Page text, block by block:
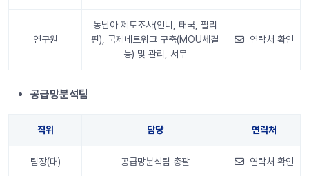
연구원
동남아 제도조사(인니, 태국, 필리
핀), 국제네트워크 구축(MOU체결
등) 및 관리, 서무
연락처 확인
공급망분석팀
직위 담당 연락처
팀장(대) 공급망분석팀 총괄 연락처 확인